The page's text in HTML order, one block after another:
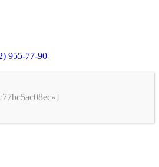
955-77-90